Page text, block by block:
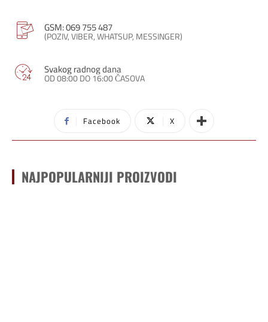
GSM: 069 755 487
(POZIV, VIBER, WHATSUP, MESSINGER)
Svakog radnog dana
OD 08:00 DO 16:00 ČASOVA
Facebook X
NAJPOPULARNIJI PROIZVODI